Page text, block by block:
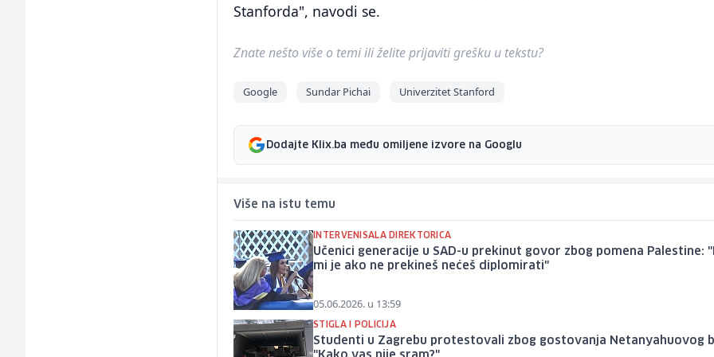
Stanforda", navodi se.
Znate nešto više o temi ili želite prijaviti grešku u tekstu?
Google Sundar Pichai Univerzitet Stanford
Dodajte Klix.ba među omiljene izvore na Googlu
Više na istu temu
INTERVENISALA DIREKTORICA
Učenici generacije u SAD-u prekinut govor zbog pomena Palestine:
mi je ako ne prekineš nećeš diplomirati"
05.06.2026. u 13:59
STIGLA I POLICIJA
Studenti u Zagrebu protestovali zbog gostovanja Netanyahuovog